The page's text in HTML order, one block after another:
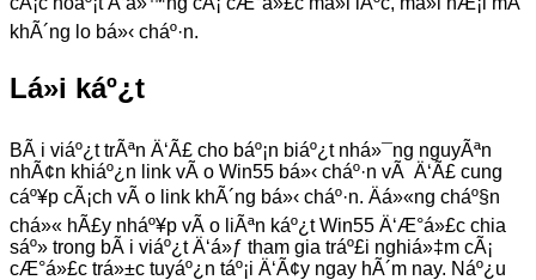
khÃ´ng lo bá»‹ cháº·n.
Lá»i káº¿t
BÃ i viáº¿t trÃªn Ä‘Ã£ cho báº¡n biáº¿t nhá»¯ng nguyÃªn
nhÃ¢n khiáº¿n link vÃ o Win55 bá»‹ cháº·n vÃ Ä‘Ã£ cung
cáº¥p cÃ¡ch vÃ o link khÃ´ng bá»‹ cháº·n. Äá»«ng cháº§n
chá»« hÃ£y nháº¥p vÃ o liÃªn káº¿t Win55 Ä‘Æ°á»£c chia
sáº» trong bÃ i viáº¿t Ä‘á»ƒ tham gia tráº£i nghiá»‡m cÃ¡
cÆ°á»£c trá»±c tuyáº¿n táº¡i Ä‘Ã¢y ngay hÃ´m nay. Náº¿u